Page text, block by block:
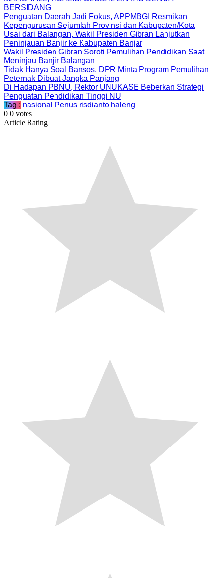
BERSIDANG
Penguatan Daerah Jadi Fokus, APPMBGI Resmikan
Kepengurusan Sejumlah Provinsi dan Kabupaten/Kota
Usai dari Balangan, Wakil Presiden Gibran Lanjutkan
Peninjauan Banjir ke Kabupaten Banjar
Wakil Presiden Gibran Soroti Pemulihan Pendidikan Saat
Meninjau Banjir Balangan
Tidak Hanya Soal Bansos, DPR Minta Program Pemulihan
Peternak Dibuat Jangka Panjang
Di Hadapan PBNU, Rektor UNUKASE Beberkan Strategi
Penguatan Pendidikan Tinggi NU
Tag : nasional Penus risdianto haleng
0 0 votes
Article Rating